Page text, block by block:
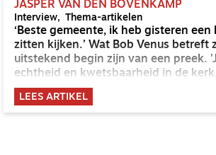
JASPER VAN DEN BOVENKAMP
Interview Thema-artikelen
‘Beste gemeente, ik heb gisteren
zitten kijken.’ Wat Bob Venus betreft
uitstekend begin zijn van een preek.
echtheid en kwetsbaarheid in de
LEES ARTIKEL